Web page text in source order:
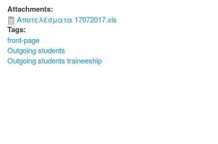
Attachments:
Αποτελέσματα 17072017.xls
Tags:
front-page
Outgoing students
Outgoing students traineeship